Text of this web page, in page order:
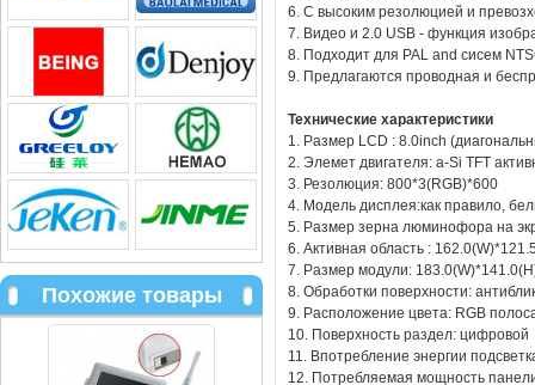
6. С высоким резолюцией и
7. Видео и 2.0 USB - функция
8. Подходит для PAL and сисем
9. Предлагаются проводная и
Технические характеристики
1. Размер LCD : 8.0inch
2. Элемет двигателя: a-Si TFT
3. Резолюция: 800*3(RGB)*600
4. Модель дисплея:как правило,
5. Размер зерна люминофора на
6. Активная область :
7. Размер модули:
8. Обработки поверхности:
9. Расположение цвета: RGB
10. Поверхность раздел: цифровой
11. Bпотребление энергии
12. Потребляемая мощность
Похожие товары